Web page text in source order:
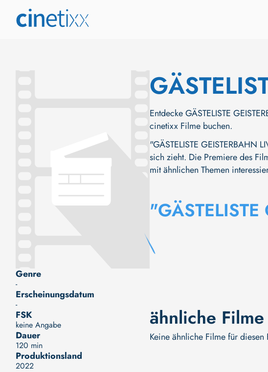
Genre
-
Erscheinungsdatum
-
FSK
keine Angabe
Dauer
120 min
Produktionsland
2022
Entdecke GÄSTELISTE
cinetixx Filme buchen.
"GÄSTELISTE
sich zieht. Die Premiere des
mit ähnlichen Themen
ähnliche Filme
Keine ähnliche Filme für diesen